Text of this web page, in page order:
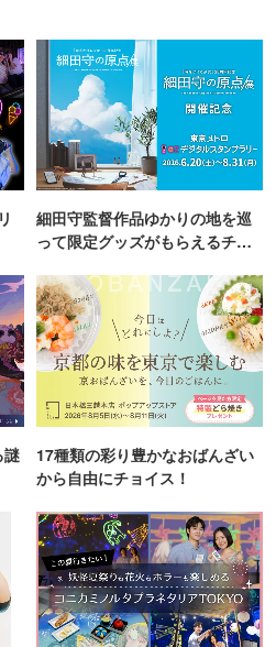
細田守監督作品ゆかりの地を巡
って限定グッズがもらえるチャ
謎
17種類の彩り豊かなおばんざい
から自由にチョイス！